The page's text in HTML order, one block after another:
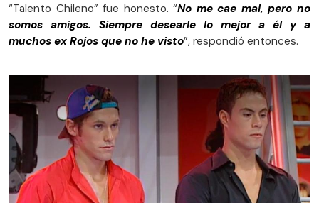
“Talento Chileno” fue honesto. “No me cae mal, pero no
somos amigos. Siempre desearle lo mejor a él y a
muchos ex Rojos que no he visto”, respondió entonces.